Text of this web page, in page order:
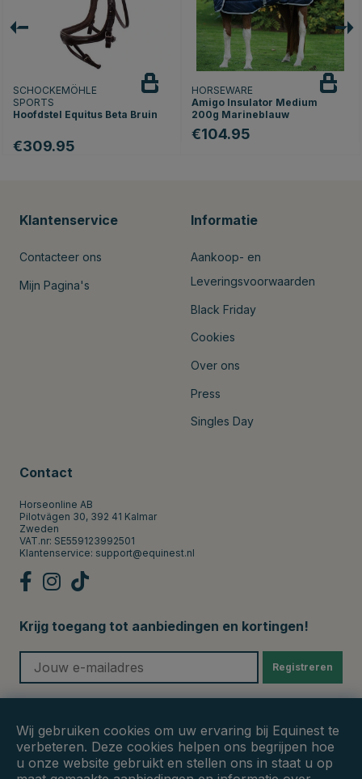
SCHOCKEMÖHLE
SPORTS
Hoofdstel Equitus Beta Bruin
€309.95
HORSEWARE
Amigo Insulator Medium
200g Marineblauw
€104.95
Klantenservice
Contacteer ons
Mijn Pagina's
Informatie
Aankoop- en
Leveringsvoorwaarden
Black Friday
Cookies
Over ons
Press
Singles Day
Contact
Horseonline AB
Pilotvägen 30, 392 41 Kalmar
Zweden
VAT.nr: SE559123992501
Klantenservice: support@equinest.nl
Krijg toegang tot aanbiedingen en kortingen!
Registreren
Wij gebruiken cookies om uw ervaring bij Equinest te
verbeteren. Deze cookies helpen ons begrijpen hoe
u onze website gebruikt en stellen ons in staat u op